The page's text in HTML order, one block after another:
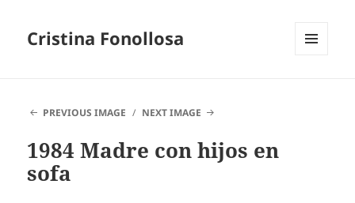
Cristina Fonollosa
PREVIOUS IMAGE
NEXT IMAGE
1984 Madre con hijos en
sofa